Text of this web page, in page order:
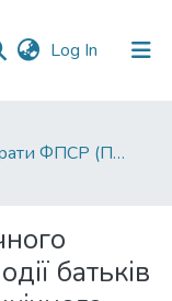
Log In (current)
Автореферати ФПСР (Психологічні науки)
батьків